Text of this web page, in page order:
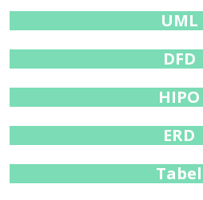
UML
DFD
HIPO
ERD
Tabel